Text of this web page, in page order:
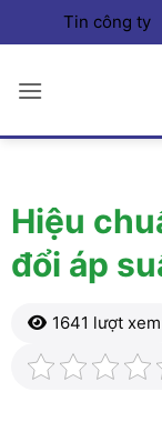
qua
dung
Tin công ty
Hiệu
đổi áp
1641 lượt xem